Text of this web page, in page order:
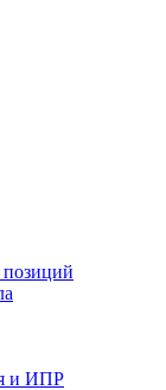
и ИПР